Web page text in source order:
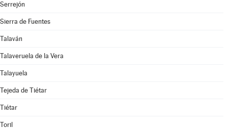
Serrejón
Sierra de Fuentes
Talaván
Talaveruela de la Vera
Talayuela
Tejeda de Tiétar
Tiétar
Toril